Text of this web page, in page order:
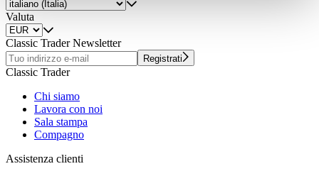
weiteren Daten zusammen, die Sie ihnen bereitgestellt
haben oder die sie im Rahmen Ihrer Nutzung der Dienste
gesammelt haben.Datenschutzerklärung
Valuta
Classic Trader Newsletter
Registrati
Classic Trader
Chi siamo
Lavora con noi
Sala stampa
Compagno
Assistenza clienti